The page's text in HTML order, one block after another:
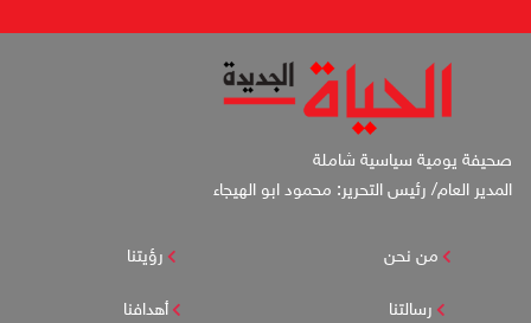
صحيفة يومية سياسية شاملة
المدير العام/ رئيس التحرير: محمود ابو الهيجاء
من نحن
رسالتنا
رؤيتنا
أهدافنا